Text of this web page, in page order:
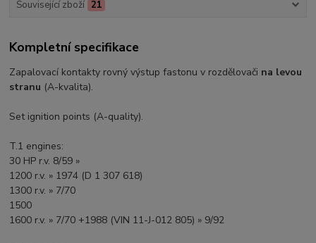
Související zboží 21
Kompletní specifikace
Zapalovací kontakty rovný výstup fastonu v rozdělovači na levou
stranu (A-kvalita).
Set ignition points (A-quality).
T.1 engines:
30 HP r.v. 8/59 »
1200 r.v. » 1974 (D 1 307 618)
1300 r.v. » 7/70
1500
1600 r.v. » 7/70 +1988 (VIN 11-J-012 805) » 9/92